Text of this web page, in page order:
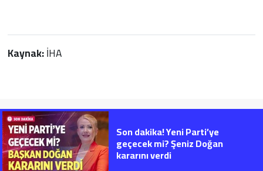
Kaynak:İHA
Son dakika! Yeni Parti’ye
geçecek mi? Şeniz Doğan
kararını verdi